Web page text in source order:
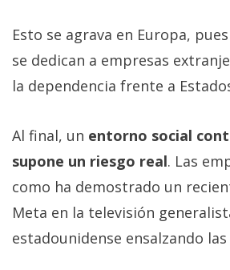
Esto se agrava en Europa,
se dedican a empresas
la dependencia frente a
Al final, un entorno social
supone un riesgo real. Las
como ha demostrado un
Meta en la televisión
estadounidense ensalzando